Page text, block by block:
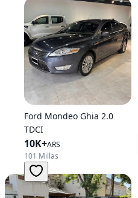
Ford Mondeo Ghia 2.0
TDCI
10K+ARS
101 Millas